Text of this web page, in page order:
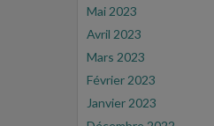
Mai 2023
Avril 2023
Mars 2023
Février 2023
Janvier 2023